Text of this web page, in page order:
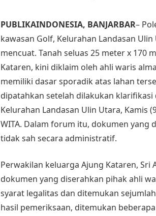
PUBLIKAINDONESIA, BANJARBAR–
kawasan Golf, Kelurahan Landasan
mencuat. Tanah seluas 25 meter x 170
Kataren, kini diklaim oleh ahli waris
memiliki dasar sporadik atas lahan
dipatahkan setelah dilakukan
Kelurahan Landasan Ulin Utara, Kamis
WITA. Dalam forum itu, dokumen yang
tidak sah secara administratif.
Perwakilan keluarga Ajung Kataren, Sri
dokumen yang diserahkan pihak ahli
syarat legalitas dan ditemukan
hasil pemeriksaan, ditemukan